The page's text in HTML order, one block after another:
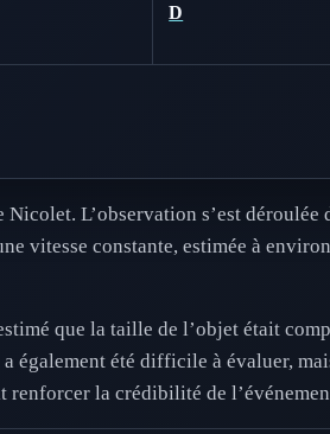
D
L’observation s’est déroulée
vitesse constante, estimée à
que la taille de l’objet était
été difficile à évaluer,
renforcer la crédibilité de